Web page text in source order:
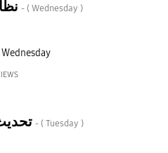
- ( Wednesday )
Wednesday
تحديث إضافة سوار٣ - ( Tuesday )